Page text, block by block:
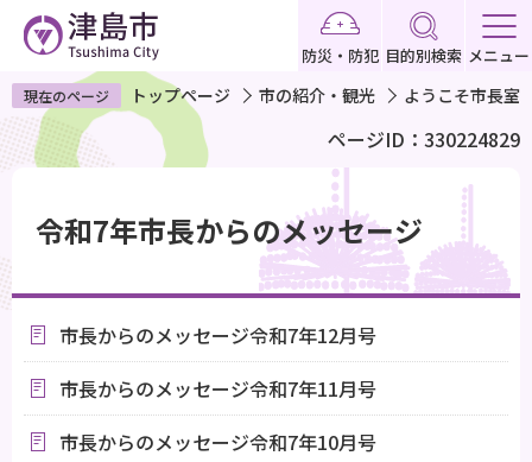
ペ
ー
ジ
で
す
防災・防犯 目的別検索 メニュー
現在のページ トップページ 市の紹介・観光 ようこそ市長室
ページID：330224829
令和7年市長からのメッセージ
市長からのメッセージ令和7年12月号
市長からのメッセージ令和7年11月号
市長からのメッセージ令和7年10月号